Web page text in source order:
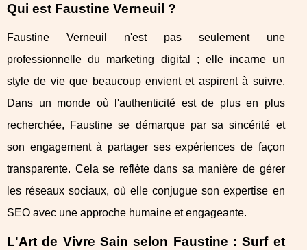
Qui est Faustine Verneuil ?
Faustine Verneuil n'est pas seulement une
professionnelle du marketing digital ; elle incarne un
style de vie que beaucoup envient et aspirent à suivre.
Dans un monde où l'authenticité est de plus en plus
recherchée, Faustine se démarque par sa sincérité et
son engagement à partager ses expériences de façon
transparente. Cela se reflète dans sa manière de gérer
les réseaux sociaux, où elle conjugue son expertise en
SEO avec une approche humaine et engageante.
L'Art de Vivre Sain selon Faustine : Surf et